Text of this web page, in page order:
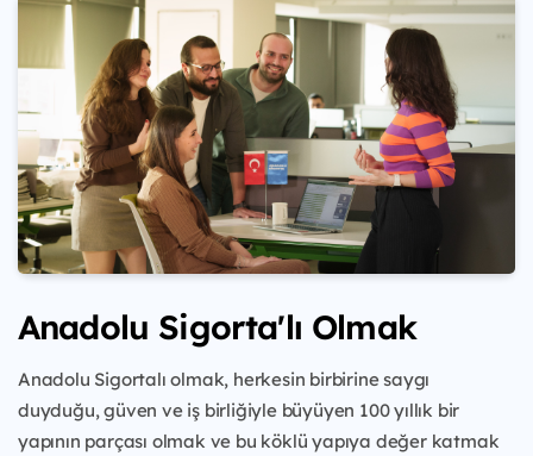
Anadolu Sigorta'lı Olmak
Anadolu Sigortalı olmak, herkesin birbirine saygı
duyduğu, güven ve iş birliğiyle büyüyen 100 yıllık bir
yapının parçası olmak ve bu köklü yapıya değer katmak